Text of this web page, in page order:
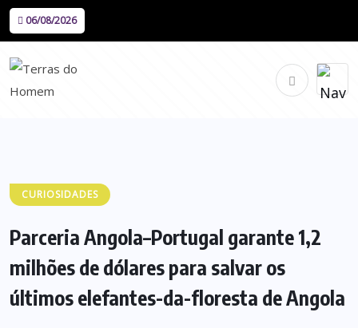
06/08/2026
CURIOSIDADES
Parceria Angola–Portugal garante 1,2
milhões de dólares para salvar os
últimos elefantes-da-floresta de Angola